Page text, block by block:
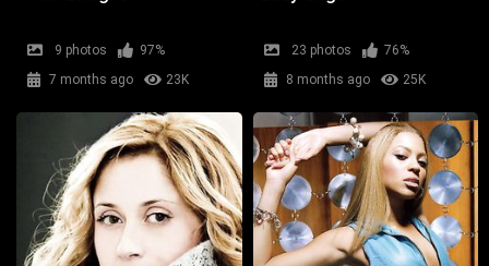
9 photos
97%
7 months ago
23K
23 photos
76%
8 months ago
25K